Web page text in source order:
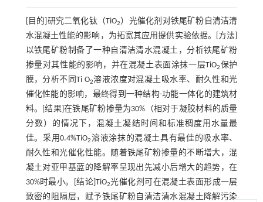
[目的]研究二氧化钛（TiO2）光催化剂对铁尾矿粉自清洁清
水混凝土性能的影响，为拓宽其应用提供实验依据。[方法]
以铁尾矿粉制备了一种自清洁清水混凝土，分析铁尾矿粉
掺量对其性能的影响，并在混凝土表面涂抹一层TiO2保护
膜，分析不同Ti O2溶液浓度对混凝土吸水率、耐久性和光
催化性能的影响，最终得到一种结构-功能一体化的建筑材
料。[结果]在铁尾矿粉掺量为30%（相对于凝胶材料的质量
分数）的情况下，混凝土凝结时间和标准稠度用水量最
佳。采用0.4%TiO2溶液涂抹的混凝土具有最佳的吸水率、
耐久性和光催化性能。随着铁尾矿粉掺量的不断增大，混
凝土对亚甲基蓝的降解率呈现出先减小后增大的趋势，在
30%时最小。[结论]TiO2光催化剂可在混凝土表面形成一层
致密的阻隔层，赋予铁尾矿粉自清洁清水混凝土降解污染